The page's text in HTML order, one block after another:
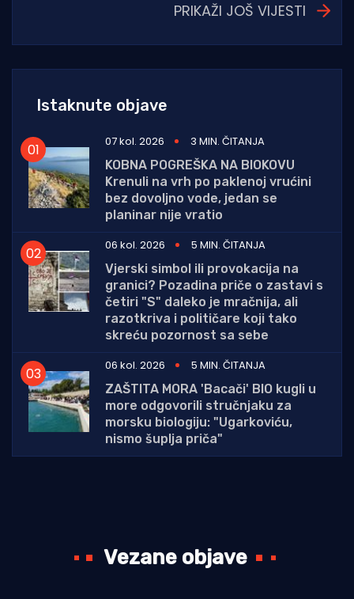
PRIKAŽI JOŠ VIJESTI
Istaknute objave
07 kol. 2026
3 MIN. ČITANJA
KOBNA POGREŠKA NA BIOKOVU
Krenuli na vrh po paklenoj vrućini
bez dovoljno vode, jedan se
planinar nije vratio
06 kol. 2026
5 MIN. ČITANJA
Vjerski simbol ili provokacija na
granici? Pozadina priče o zastavi s
četiri "S" daleko je mračnija, ali
razotkriva i političare koji tako
skreću pozornost sa sebe
06 kol. 2026
5 MIN. ČITANJA
ZAŠTITA MORA 'Bacači' BIO kugli u
more odgovorili stručnjaku za
morsku biologiju: "Ugarkoviću,
nismo šuplja priča"
Vezane objave